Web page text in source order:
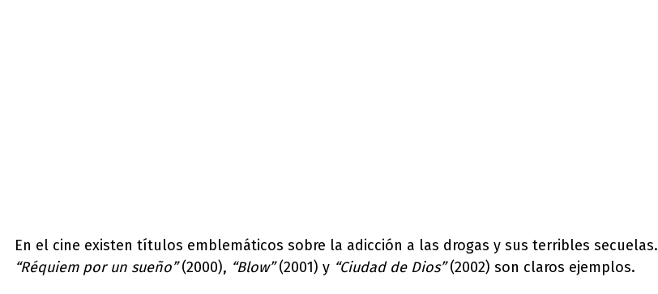
En el cine existen títulos emblemáticos sobre la adicción a las drogas y sus terribles secuelas.
“Réquiem por un sueño”(2000), “Blow”(2001) y “Ciudad de Dios”(2002) son claros ejemplos.